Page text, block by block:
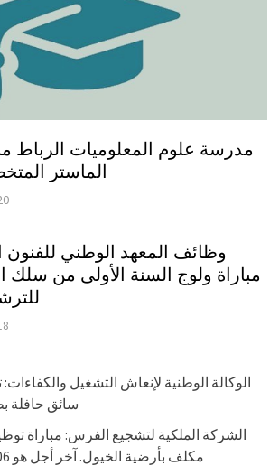
مدرسة علوم المعلوميات الرباط
الماستر المتخصص
وظائف المعهد الوطني للفنون
مباراة ولوج السنة الأولى من سلك
للترشيح
سائق حافلة
مكلف بأرضية الخيول. آخر أجل هو 06 يونيو 2023